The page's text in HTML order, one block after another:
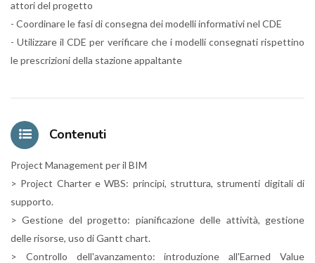
attori del progetto
- Coordinare le fasi di consegna dei modelli informativi nel CDE
- Utilizzare il CDE per verificare che i modelli consegnati rispettino
le prescrizioni della stazione appaltante
Contenuti
Project Management per il BIM
> Project Charter e WBS: principi, struttura, strumenti digitali di
supporto.
> Gestione del progetto: pianificazione delle attività, gestione
delle risorse, uso di Gantt chart.
> Controllo dell'avanzamento: introduzione all'Earned Value